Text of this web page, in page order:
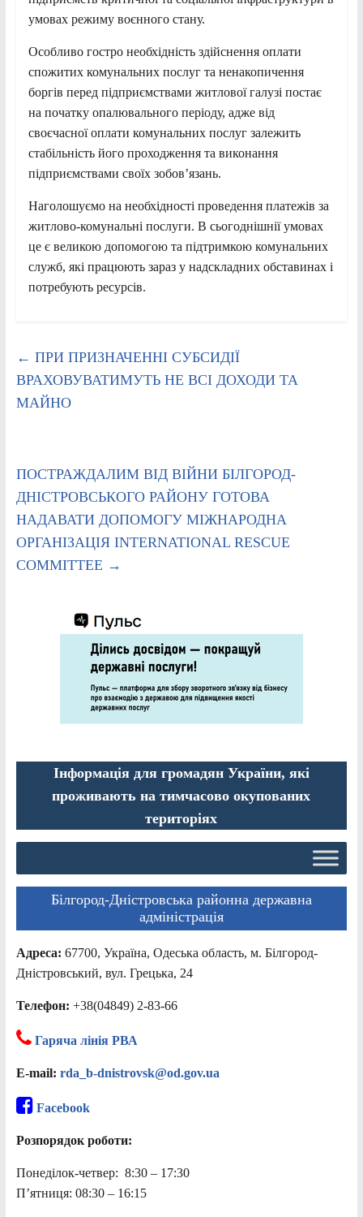
умовах режиму воєнного стану.
Особливо гостро необхідність здійснення оплати
спожитих комунальних послуг та ненакопичення
боргів перед підприємствами житлової галузі постає
на початку опалювального періоду, адже від
своєчасної оплати комунальних послуг залежить
стабільність його проходження та виконання
підприємствами своїх зобовʼязань.
Наголошуємо на необхідності проведення платежів за
житлово-комунальні послуги. В сьогоднішнії умовах
це є великою допомогою та підтримкою комунальних
служб, які працюють зараз у надскладних обставинах і
потребують ресурсів.
← ПРИ ПРИЗНАЧЕННІ СУБСИДІЇ
ВРАХОВУВАТИМУТЬ НЕ ВСІ ДОХОДИ ТА
МАЙНО
ПОСТРАЖДАЛИМ ВІД ВІЙНИ БІЛГОРОД-
ДНІСТРОВСЬКОГО РАЙОНУ ГОТОВА
НАДАВАТИ ДОПОМОГУ МІЖНАРОДНА
ОРГАНІЗАЦІЯ INTERNATIONAL RESCUE
COMMITTEE →
Інформація для громадян України, які
проживають на тимчасово окупованих
територіях
Білгород-Дністровська районна державна
адміністрація
Адреса: 67700, Україна, Одеська область, м. Білгород-
Дністровський, вул. Грецька, 24
Телефон: +38(04849) 2-83-66
Гаряча лінія РВА
E-mail: rda_b-dnistrovsk@od.gov.ua
Facebook
Розпорядок роботи:
Понеділок-четвер: 8:30 – 17:30
П’ятниця: 08:30 – 16:15